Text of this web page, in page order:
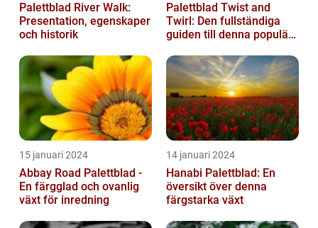
Palettblad River Walk:
Presentation, egenskaper
och historik
Palettblad Twist and
Twirl: Den fullständiga
guiden till denna populära
15 januari 2024
Abbay Road Palettblad -
En färgglad och ovanlig
växt för inredning
14 januari 2024
Hanabi Palettblad: En
översikt över denna
färgstarka växt